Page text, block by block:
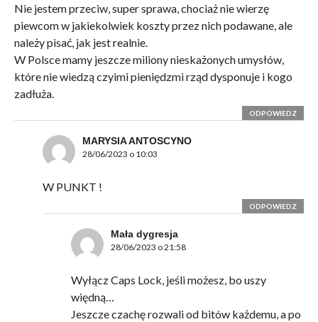
Nie jestem przeciw, super sprawa, chociaż nie wierzę
piewcom w jakiekolwiek koszty przez nich podawane, ale
należy pisać, jak jest realnie.
W Polsce mamy jeszcze miliony nieskażonych umysłów,
które nie wiedzą czyimi pieniędzmi rząd dysponuje i kogo
zadłuża.
ODPOWIEDZ
MARYSIA ANTOSCYNO
28/06/2023 o 10:03
W PUNKT !
ODPOWIEDZ
Mała dygresja
28/06/2023 o 21:58
Wyłącz Caps Lock, jeśli możesz, bo uszy
więdną…
Jeszcze czachę rozwali od bitów każdemu, a po